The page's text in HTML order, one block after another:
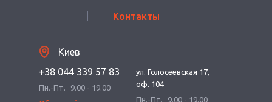
Контакты
Киев
+38 044 339 57 83
Пн.-Пт.
9.00 - 19.00
ул. Голосеевская 17,
оф. 104
Пн.-Пт.
9.00 - 19.00